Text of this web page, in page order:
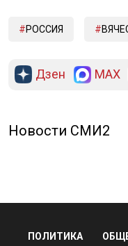
РОССИЯ
Дзен MAX
Новости СМИ2
ПОЛИТИКА